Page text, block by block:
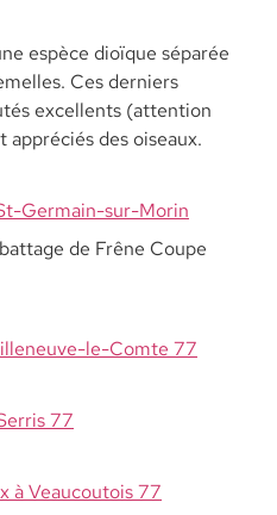
espèce dioïque séparée
Ces derniers
excellents (attention
appréciés des oiseaux.
Germain-sur-Morin
de Frêne Coupe
le-Comte 77
77
à Veaucoutois 77